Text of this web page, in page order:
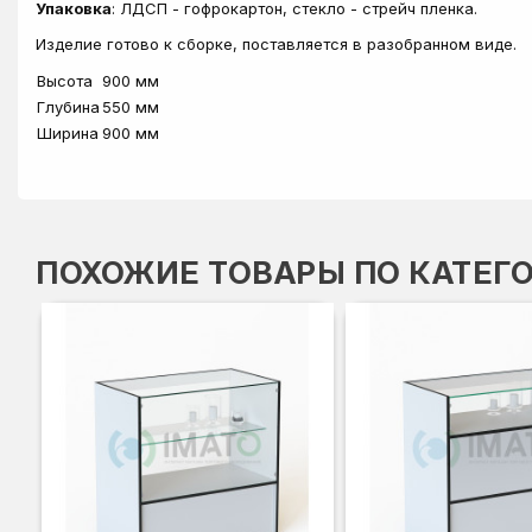
Упаковка: ЛДСП - гофрокартон, стекло - стрейч пленка.
Изделие готово к сборке, поставляется в разобранном виде.
Высота 900 мм
Глубина 550 мм
Ширина 900 мм
ПОХОЖИЕ ТОВАРЫ ПО